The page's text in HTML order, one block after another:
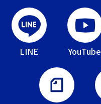
LINE YouTube